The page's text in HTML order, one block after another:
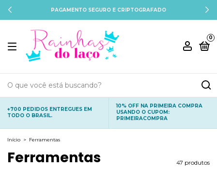
PAGAMENTO SEGURO E CRIPTOGRAFADO
0
+700 PEDIDOS ENTREGUES EM
TODO O BRASIL.
10% OFF NA PRIMEIRA COMPRA
USANDO O CUPOM:
PRIMEIRACOMPRA
Início > Ferramentas
Ferramentas 47 produtos